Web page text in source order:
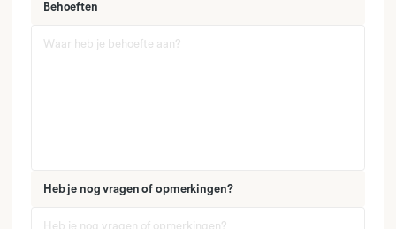
Behoeften
Heb je nog vragen of opmerkingen?